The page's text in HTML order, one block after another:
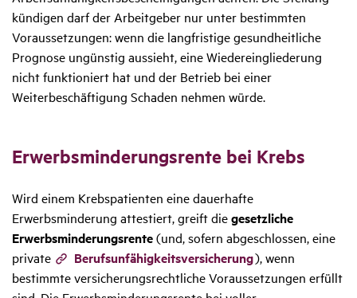
kündigen darf der Arbeitgeber nur unter bestimmten
Voraussetzungen: wenn die langfristige gesundheitliche
Prognose ungünstig aussieht, eine Wiedereingliederung
nicht funktioniert hat und der Betrieb bei einer
Weiterbeschäftigung Schaden nehmen würde.
Erwerbs­min­de­rungs­rente bei Krebs
Wird einem Krebspatienten eine dauerhafte
Erwerbsminderung attestiert, greift diegesetzliche
Erwerbsminderungsrente(und, sofern abgeschlossen, eine
private
Berufsunfähigkeitsversicherung), wenn
bestimmte versicherungsrechtliche Voraussetzungen erfüllt